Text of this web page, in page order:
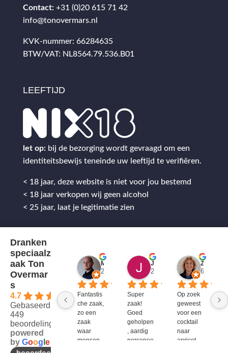
Contact: +31 (0)20 615 71 42
info@tonovermars.nl
KVK-nummer: 66284635
BTW/VAT: NL8564.79.536.B01
LEEFTIJD
let op: bij de bezorging wordt gevraagd om een
identiteitsbewijs teneinde uw leeftijd te verifiëren.
< 18 jaar, deze website is niet voor jou bestemd
< 18 jaar verkopen wij geen alcohol
< 25 jaar, laat je legitimatie zien
Dranken
speciaalz
aak Ton
Overmar
s
4.7
Gebaseerd op
449
beoordelingen
powered
by Goog e
2 jaar geleden
Fantastis
che zaak,
zo een
zaak
waar
mensen
2 jaar geleden
Super
zaak!
Goed
geholpen
, aardig
personee
6 jaar
Op zoek
geweest
voor een
cocktail
naar
apricot